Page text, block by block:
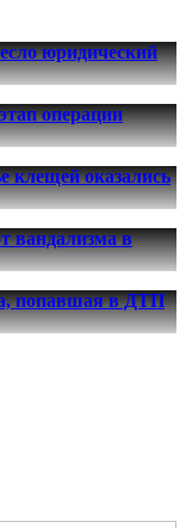
юридический
операции
клещей оказались
вандализма в
попавшая в ДТП